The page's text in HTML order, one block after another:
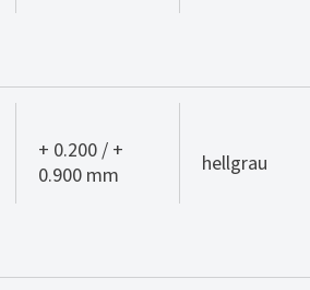
+ 0.200 / +
0.900 mm
hellgrau